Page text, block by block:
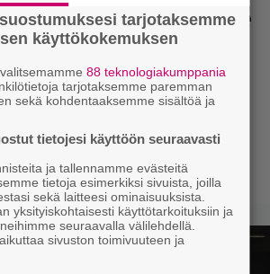
esitti faneille
osalta:
80-luvulle"
Olympiastadionilla
tarjotaksemme
käyttökokemuksen
88 teknologiakumppania
tarjotaksemme paremman
sekä kohdentaaksemme sisältöä ja
tietojesi käyttöön seuraavasti
ja tallennamme evästeitä
tietoja esimerkiksi sivuista, joilla
sekä laitteesi ominaisuuksista.
yksityiskohtaisesti käyttötarkoituksiin ja
seuraavalla välilehdellä.
sivuston toimivuuteen ja